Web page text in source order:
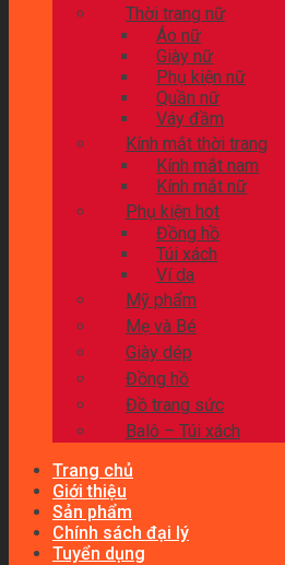
Thời trang nữ
Áo nữ
Giày nữ
Phụ kiện nữ
Quần nữ
Váy đầm
Kính mắt thời trang
Kính mắt nam
Kính mắt nữ
Phụ kiện hot
Đồng hồ
Túi xách
Ví da
Mỹ phẩm
Mẹ và Bé
Giày dép
Đồng hồ
Đồ trang sức
Balô – Túi xách
Trang chủ
Giới thiệu
Sản phẩm
Chính sách đại lý
Tuyển dụng